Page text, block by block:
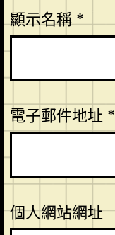
顯示名稱*
電子郵件地址 *
個人網站網址